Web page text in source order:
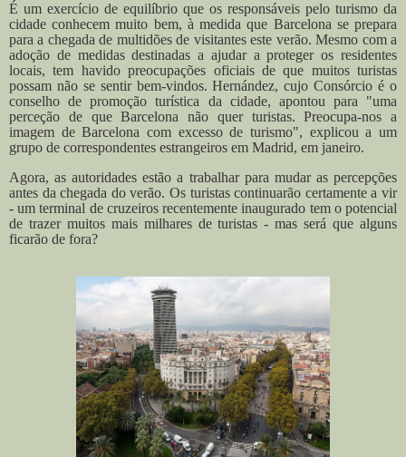
É um exercício de equilíbrio que os responsáveis pelo turismo da
cidade conhecem muito bem, à medida que Barcelona se prepara
para a chegada de multidões de visitantes este verão. Mesmo com a
adoção de medidas destinadas a ajudar a proteger os residentes
locais, tem havido preocupações oficiais de que muitos turistas
possam não se sentir bem-vindos.Hernández, cujo Consórcio é o
conselho de promoção turística da cidade, apontou para "uma
perceção de que Barcelona não quer turistas. Preocupa-nos a
imagem de Barcelona com excesso de turismo", explicou a um
grupo de correspondentes estrangeiros em Madrid, em janeiro.
Agora, as autoridades estão a trabalhar para mudar as percepções
antes da chegada do verão. Os turistas continuarão certamente a vir
- um terminal de cruzeiros recentemente inaugurado tem o potencial
de trazer muitos mais milhares de turistas - mas será que alguns
ficarão de fora?